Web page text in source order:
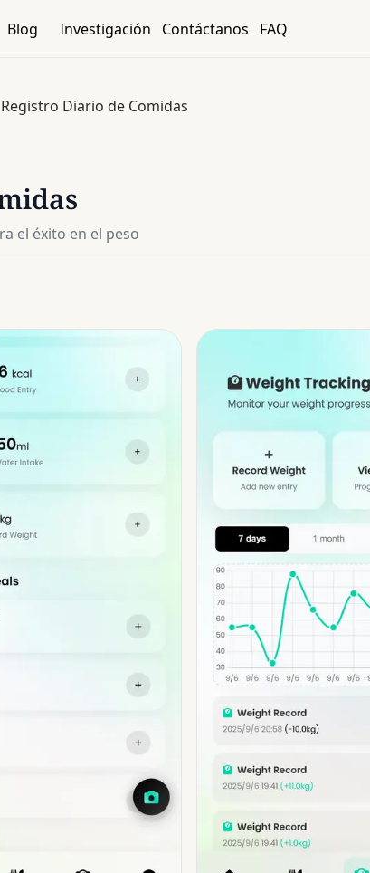
Blog Investigación Contáctanos FAQ
Registro Diario de Comidas
el éxito en el peso